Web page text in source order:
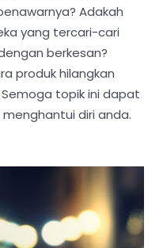
Adakah
yang tercari-cari
berkesan?
produk hilangkan
topik ini dapat
diri anda.